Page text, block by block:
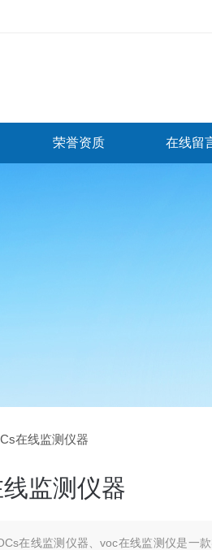
荣誉资质 在线留
在线监测仪器
监测仪器
在线监测仪器、voc在线监测仪是一